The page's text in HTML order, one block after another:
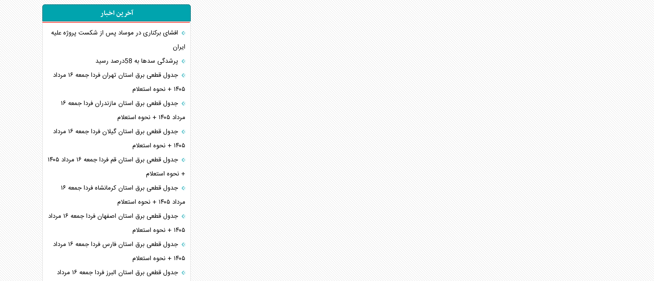
آخرین اخبار
افشای برکناری در موساد پس از شکست پروژه علیه
ایران
پرشدگی سدها به 58درصد رسید
جدول قطعی برق استان تهران فردا جمعه ۱۶ مرداد
۱۴۰۵ + نحوه استعلام
جدول قطعی برق استان مازندران فردا جمعه ۱۶
مرداد ۱۴۰۵ + نحوه استعلام
جدول قطعی برق استان گیلان فردا جمعه ۱۶ مرداد
۱۴۰۵ + نحوه استعلام
جدول قطعی برق استان قم فردا جمعه ۱۶ مرداد ۱۴۰۵
+ نحوه استعلام
جدول قطعی برق استان کرمانشاه فردا جمعه ۱۶
مرداد ۱۴۰۵ + نحوه استعلام
جدول قطعی برق استان اصفهان فردا جمعه ۱۶ مرداد
۱۴۰۵ + نحوه استعلام
جدول قطعی برق استان فارس فردا جمعه ۱۶ مرداد
۱۴۰۵ + نحوه استعلام
جدول قطعی برق استان البرز فردا جمعه ۱۶ مرداد